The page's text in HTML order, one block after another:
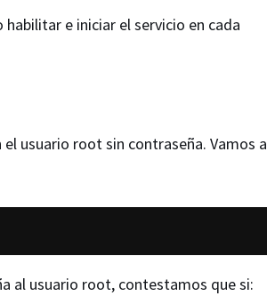
habilitar e iniciar el servicio en cada
usuario root sin contraseña. Vamos a
al usuario root, contestamos que si: